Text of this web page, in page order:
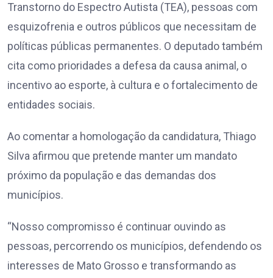
Transtorno do Espectro Autista (TEA), pessoas com
esquizofrenia e outros públicos que necessitam de
políticas públicas permanentes. O deputado também
cita como prioridades a defesa da causa animal, o
incentivo ao esporte, à cultura e o fortalecimento de
entidades sociais.
Ao comentar a homologação da candidatura, Thiago
Silva afirmou que pretende manter um mandato
próximo da população e das demandas dos
municípios.
“Nosso compromisso é continuar ouvindo as
pessoas, percorrendo os municípios, defendendo os
interesses de Mato Grosso e transformando as